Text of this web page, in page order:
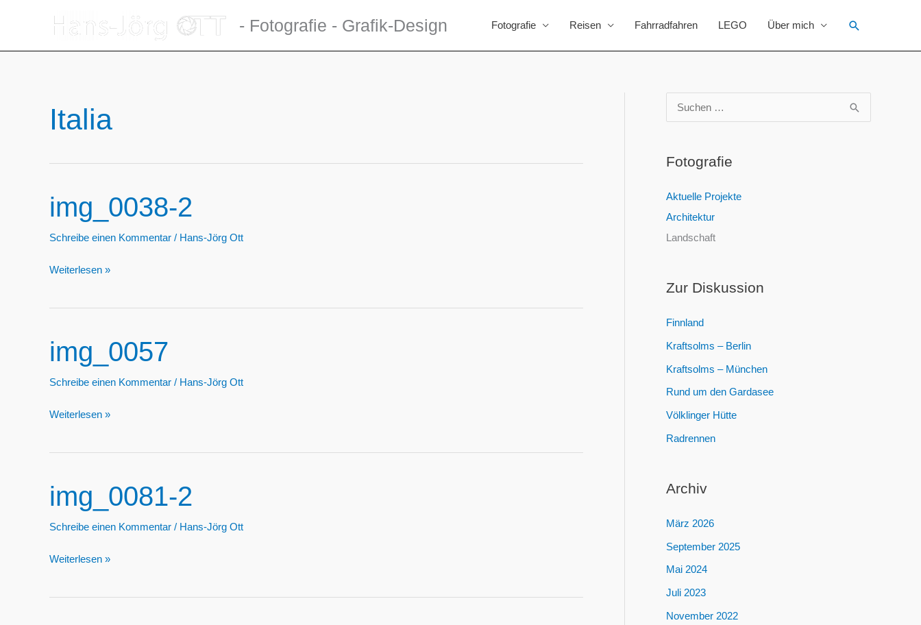
- Fotografie - Grafik-Design Fotografie Reisen Fahrradfahren LEGO Über mich Suchen
Italia
img_0038-2
Schreibe einen Kommentar / Hans-Jörg Ott
img_0038-
Weiterlesen »
img_0057
Schreibe einen Kommentar / Hans-Jörg Ott
img_0057
Weiterlesen »
img_0081-2
Schreibe einen Kommentar / Hans-Jörg Ott
img_0081-
Weiterlesen »
u
h
h
Fotografie
Aktuelle Projekte
Architektur
Landschaft
Zur Diskussion
Finnland
Kraftsolms – Berlin
Kraftsolms – München
Rund um den Gardasee
Völklinger Hütte
Radrennen
Archiv
März 2026
September 2025
Mai 2024
Juli 2023
November 2022